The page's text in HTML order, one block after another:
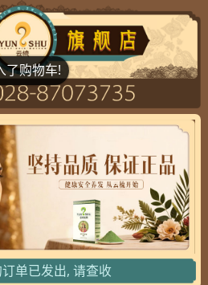
单已发出, 请查收
了购物车!